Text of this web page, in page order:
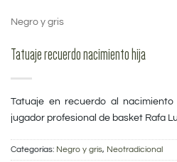
Negro y gris
Tatuaje recuerdo nacimiento hija
Tatuaje en recuerdo al
jugador profesional de basket Rafa
Categorías: Negro y gris, Neotradicional